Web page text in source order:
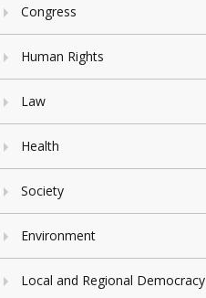
Congress
Human Rights
Law
Health
Society
Environment
Local and Regional Democracy